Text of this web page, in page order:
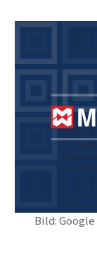
Bild: